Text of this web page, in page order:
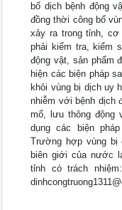
bố dịch bệnh động
đồng thời công bố
xảy ra trong tỉnh,
phải kiểm tra, kiểm
động vật, sản phẩm
hiện các biện pháp
khỏi vùng bị dịch uy
nhiễm với bệnh dịch
mổ, lưu thông động
dụng các biện
Trường hợp vùng
biên giới của nước
tỉnh có trách